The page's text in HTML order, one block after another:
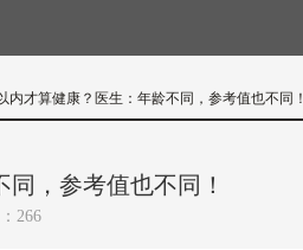
内才算健康？医生：年龄不同，参考值也不同！
，参考值也不同！
266